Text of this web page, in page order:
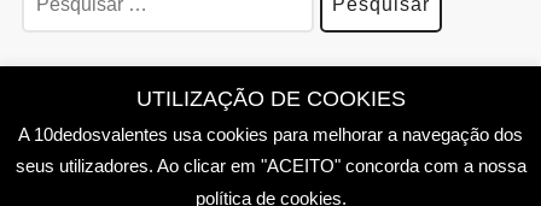
Política de PrivacidadeUTILIZAÇÃO DE COOKIES
A 10dedosvalentes usa cookies para melhorar a navegação dos
seus utilizadores. Ao clicar em "ACEITO" concorda com a nossa
política de cookies.